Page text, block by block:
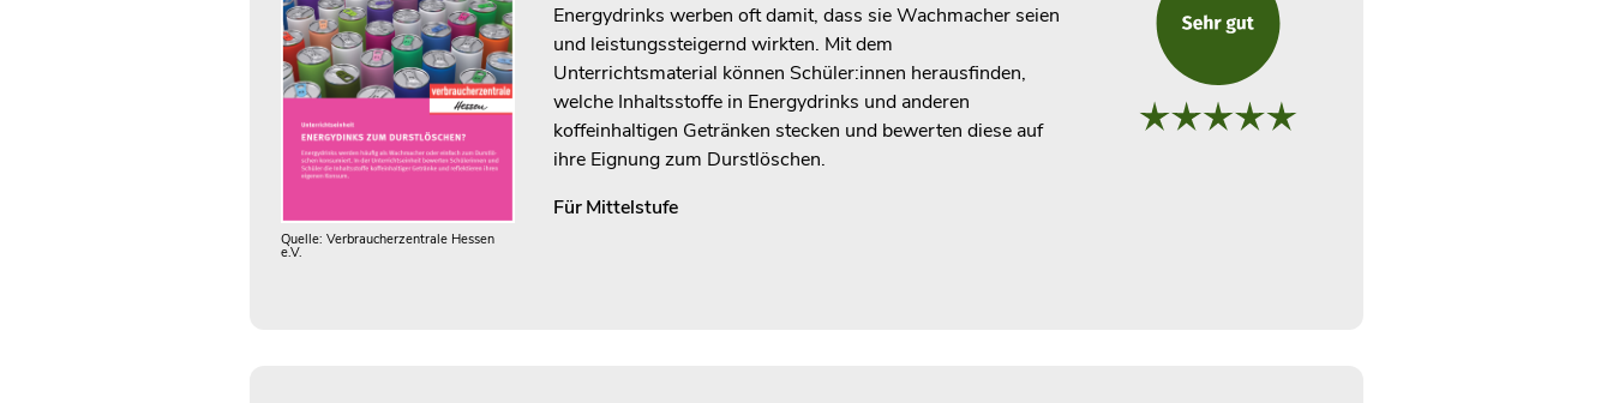
Quelle: Verbraucherzentrale Hessen
e.V.
Energydrinks werben oft damit, dass sie Wachmacher seien
und leistungssteigernd wirkten. Mit dem
Unterrichtsmaterial können Schüler:innen herausfinden,
welche Inhaltsstoffe in Energydrinks und anderen
koffeinhaltigen Getränken stecken und bewerten diese auf
ihre Eignung zum Durstlöschen.
FürMittelstufe